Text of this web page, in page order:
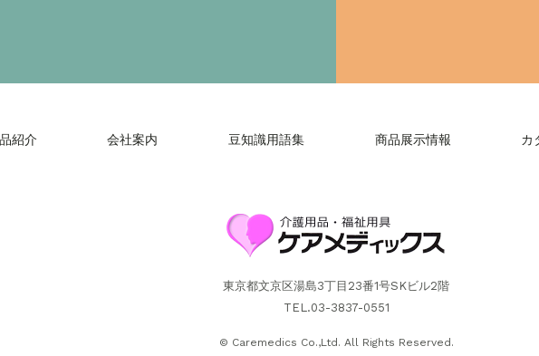
紹介 会社案内 豆知識用語集 商品展示情報 カ
東京都文京区湯島3丁目23番1号SKビル2階
TEL.03-3837-0551
© Caremedics Co.,Ltd. All Rights Reserved.